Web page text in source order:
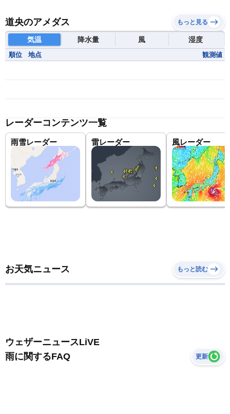
道央のアメダス もっと見る
気温 降水量 風 湿度
順位 地点 観測値
レーダーコンテンツ一覧
雨雪レーダー 雷レーダー 風レーダー
お天気ニュース もっと読む
ウェザーニュースLiVE
雨に関するFAQ
更新